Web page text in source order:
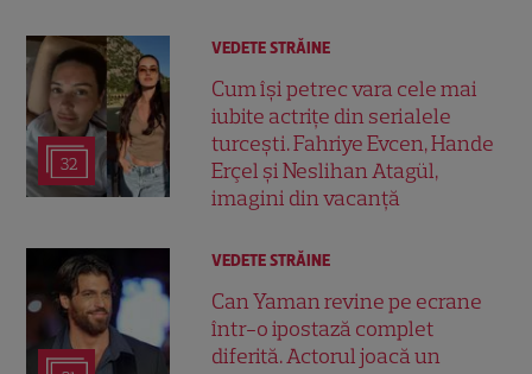
32
VEDETE STRĂINE
Cum își petrec vara cele mai
iubite actrițe din serialele
turcești. Fahriye Evcen, Hande
Erçel și Neslihan Atagül,
imagini din vacanță
VEDETE STRĂINE
Can Yaman revine pe ecrane
într-o ipostază complet
diferită. Actorul joacă un